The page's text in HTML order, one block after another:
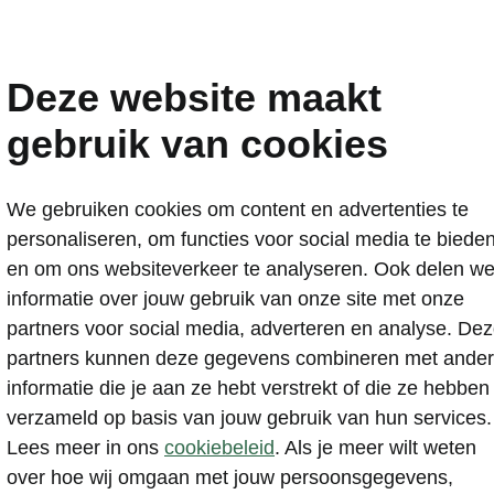
voordelen van
voor een vast
auto combineert alle voordelen van de
comfortabele aandrijving van een elektrische auto.
privé of zakelijk? Dan geniet je van deze voordelen
Deze website maakt
gebruik van cookies
We gebruiken cookies om content en advertenties te
personaliseren, om functies voor social media te bieden
en om ons websiteverkeer te analyseren. Ook delen we
informatie over jouw gebruik van onze site met onze
partners voor social media, adverteren en analyse.
partners kunnen deze gegevens combineren met
informatie die je aan ze hebt verstrekt of die ze hebben
verzameld op basis van jouw gebruik van hun services.
Lees meer in ons cookiebeleid. Als je meer wilt weten
over hoe wij omgaan met jouw persoonsgegevens,